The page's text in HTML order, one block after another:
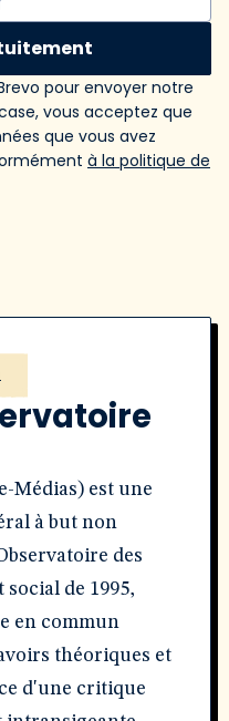
pour envoyer notre
vous acceptez que
que vous avez
à la politique de
est une
à but non
des
de 1995,
en commun
théoriques et
d'une critique